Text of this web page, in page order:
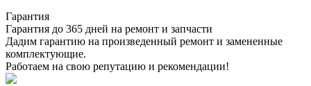
Гарантия
Гарантия до 365 дней на ремонт и запчасти
Дадим гарантию на произведенный ремонт и замененные
комплектующие.
Работаем на свою репутацию и рекомендации!